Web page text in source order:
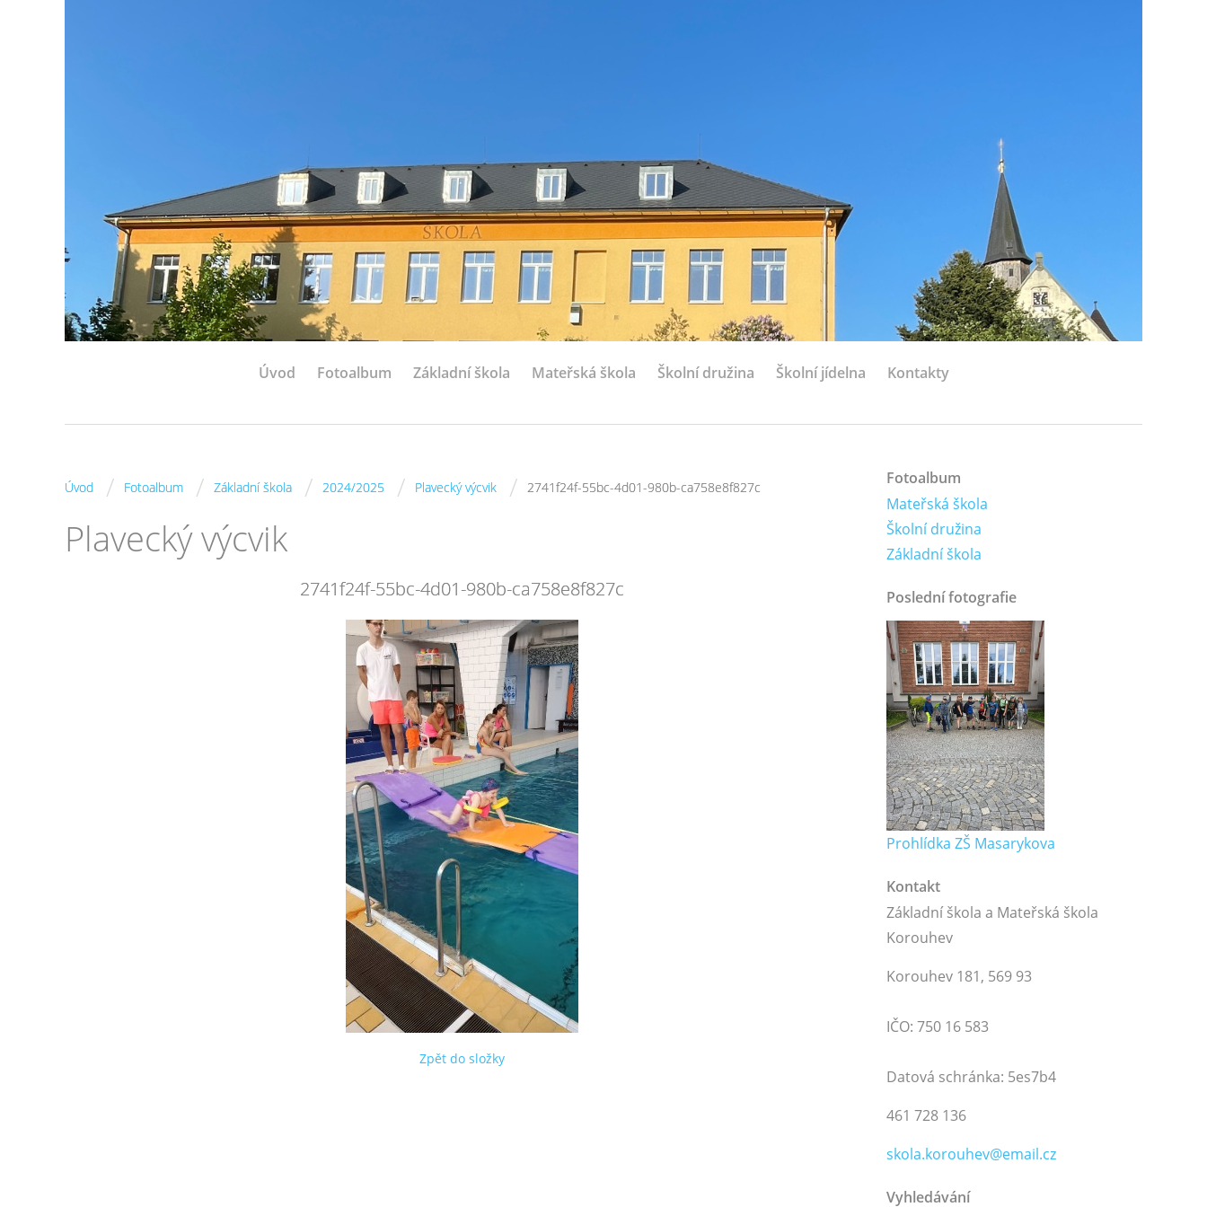
Úvod Fotoalbum Základní škola Mateřská škola Školní družina Školní jídelna Kontakty
Úvod / Fotoalbum / Základní škola / 2024/2025 / Plavecký výcvik / 2741f24f-55bc-4d01-980b-ca758e8f827c
Plavecký výcvik
2741f24f-55bc-4d01-980b-ca758e8f827c
Zpět do složky
Fotoalbum
Mateřská škola
Školní družina
Základní škola
Poslední fotografie
Prohlídka ZŠ Masarykova
Kontakt
Základní škola a Mateřská škola
Korouhev
Korouhev 181, 569 93
IČO: 750 16 583
Datová schránka: 5es7b4
461 728 136
skola.korouhev@email.cz
Vyhledávání